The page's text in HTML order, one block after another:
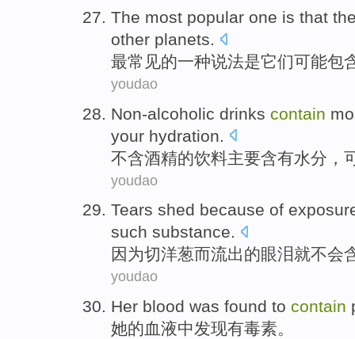
The most popular one is that
other planets.
最常见的一种说法是它们可能包
youdao
Non-alcoholic drinks contain
your hydration
不含酒精的饮料主要含有水分 ，
youdao
Tears shed because of
such substance.
因为切洋葱而流出的眼泪就不会
youdao
Her blood was found to contain
她的血液中发现有毒素。